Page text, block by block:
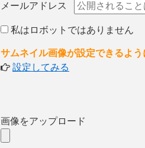
メールアドレス
私はロボットではありません
サムネイル画像が設定できるよ
設定してみる
画像をアップロード